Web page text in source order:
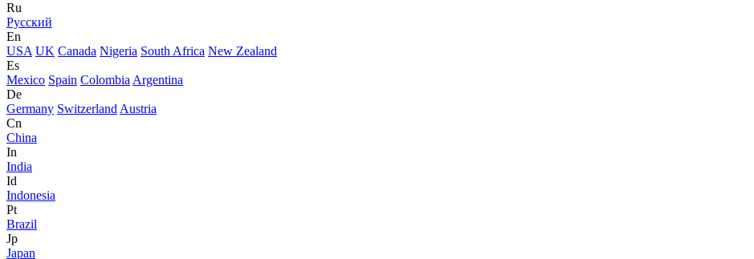
Ru
Русский
En
USA UK Canada Nigeria South Africa New Zealand
Es
Mexico Spain Colombia Argentina
De
Germany Switzerland Austria
Cn
China
In
India
Id
Indonesia
Pt
Brazil
Jp
Japan